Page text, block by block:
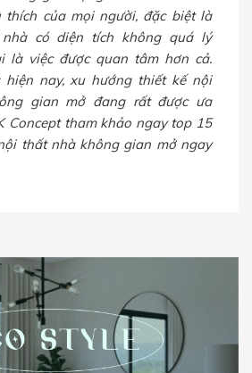
thích của mọi người, đặc biệt là
có diện tích không quá lý
là việc được quan tâm hơn cả.
hiện nay, xu hướng thiết kế nội
gian mở đang rất được ưa
Concept tham khảo ngay top 15
thất nhà không gian mở ngay